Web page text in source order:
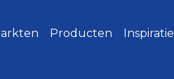
Producten Inspiratie